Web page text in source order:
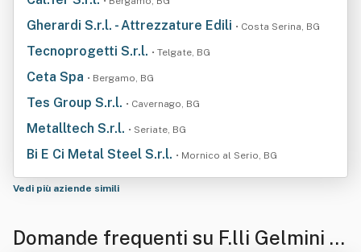
Gherardi S.r.l. - Attrezzature Edili • Costa Serina, BG
Tecnoprogetti S.r.l. • Telgate, BG
Ceta Spa • Bergamo, BG
Tes Group S.r.l. • Cavernago, BG
Metalltech S.r.l. • Seriate, BG
Bi E Ci Metal Steel S.r.l. • Mornico al Serio, BG
Vedi più aziende simili
Domande frequenti su F.lli Gelmini S